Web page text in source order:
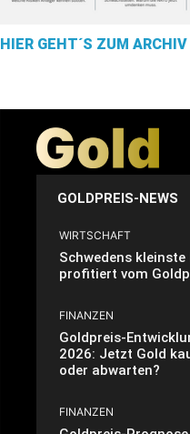
HIER GEHT´S ZUM
GOLDPREIS-NEWS
WIRTSCHAFT
Schwedens kleinste
profitiert vom
FINANZEN
Goldpreis-
2026: Jetzt Gold
oder abwarten?
FINANZEN